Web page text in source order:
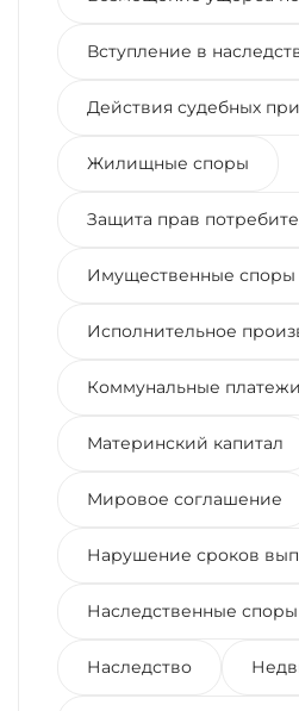
Вступление в
Действия судебных
Жилищные споры
Защита прав
Имущественные споры
Исполнительное
Коммунальные платежи
Материнский капитал
Мировое соглашение
Нарушение сроков
Наследственные споры
Наследство